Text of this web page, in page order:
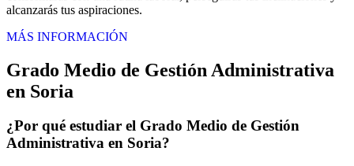
alcanzarás tus aspiraciones.
MÁS INFORMACIÓN
Grado Medio de Gestión Administrativa
en Soria
¿Por qué estudiar el Grado Medio de Gestión
Administrativa en Soria?